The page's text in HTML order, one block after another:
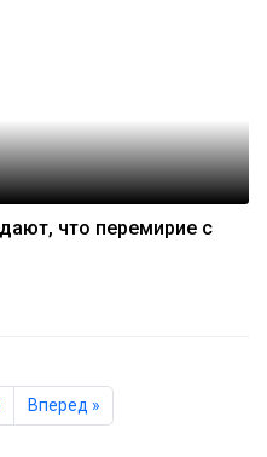
что перемирие с
Вперед »